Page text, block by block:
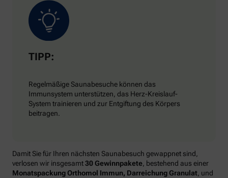
TIPP:
Regelmäßige Saunabesuche können das
Immunsystem unterstützen, das Herz-Kreislauf-
System trainieren und zur Entgiftung des Körpers
beitragen.
Damit Sie für Ihren nächsten Saunabesuch gewappnet sind,
verlosen wir insgesamt30 Gewinnpakete, bestehend aus einer
Monatspackung Orthomol Immun, Darreichung Granulat, und